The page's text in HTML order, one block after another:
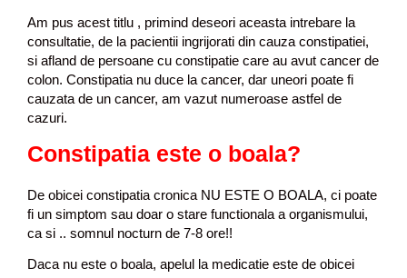
Am pus acest titlu , primind deseori aceasta intrebare la
consultatie, de la pacientii ingrijorati din cauza constipatiei,
si afland de persoane cu constipatie care au avut cancer de
colon. Constipatia nu duce la cancer, dar uneori poate fi
cauzata de un cancer, am vazut numeroase astfel de
cazuri.
Constipatia este o boala?
De obicei constipatia cronica NU ESTE O BOALA, ci poate
fi un simptom sau doar o stare functionala a organismului,
ca si .. somnul nocturn de 7-8 ore!!
Daca nu este o boala, apelul la medicatie este de obicei